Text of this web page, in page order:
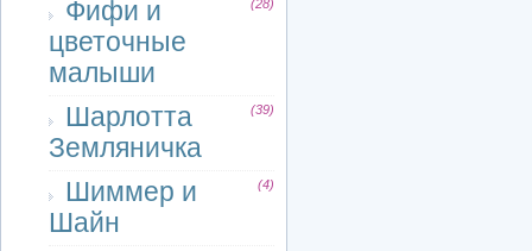
Фифи и
цветочные
малыши
(28)
Шарлотта
Земляничка
(39)
Шиммер и
Шайн
(4)